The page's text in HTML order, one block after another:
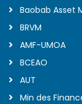
Baobab Asset
BRVM
AMF-UMOA
BCEAO
AUT
Min des